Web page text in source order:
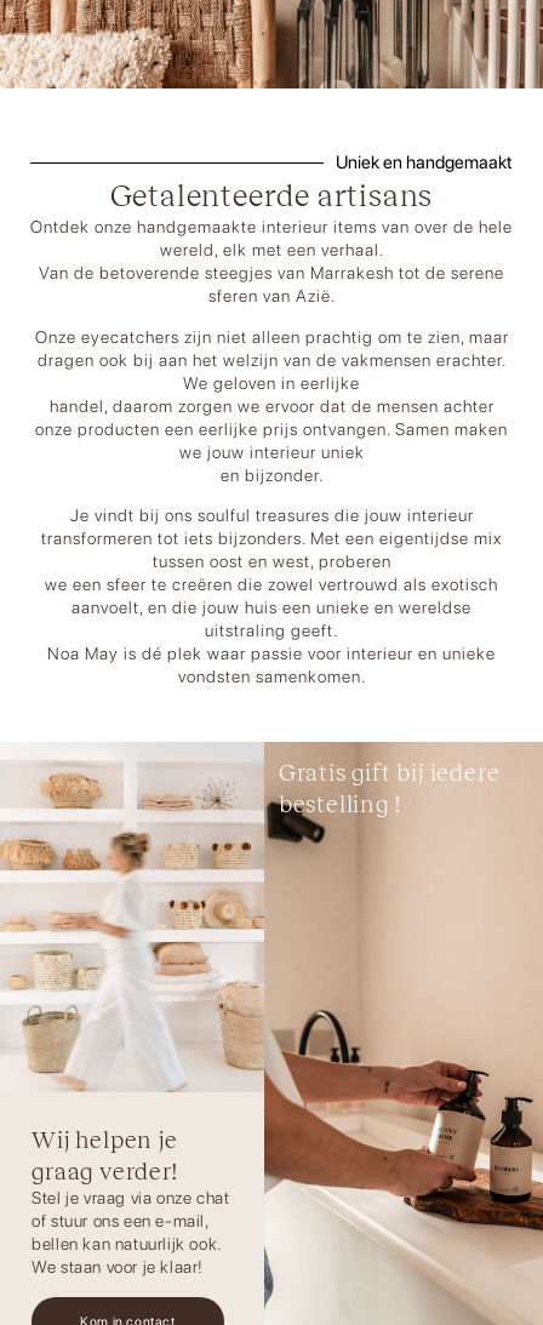
Uniek en handgemaakt
Getalenteerde artisans
Ontdek onze handgemaakte interieur items van over de hele
wereld, elk met een verhaal.
Van de betoverende steegjes van Marrakesh tot de serene
sferen van Azië.
Onze eyecatchers zijn niet alleen prachtig om te zien, maar
dragen ook bij aan het welzijn van de vakmensen erachter.
We geloven in eerlijke
handel, daarom zorgen we ervoor dat de mensen achter
onze producten een eerlijke prijs ontvangen. Samen maken
we jouw interieur uniek
en bijzonder.
Je vindt bij ons soulful treasures die jouw interieur
transformeren tot iets bijzonders. Met een eigentijdse mix
tussen oost en west, proberen
we een sfeer te creëren die zowel vertrouwd als exotisch
aanvoelt, en die jouw huis een unieke en wereldse
uitstraling geeft.
Noa May is dé plek waar passie voor interieur en unieke
vondsten samenkomen.
Gratis gift bij iedere
bestelling !
Wij helpen je
graag verder!
Stel je vraag via onze chat
of stuur ons een e-mail,
bellen kan natuurlijk ook.
We staan voor je klaar!
Kom in contact